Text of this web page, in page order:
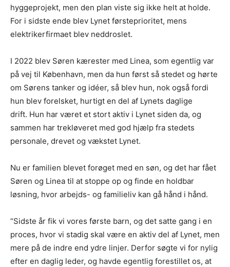
hyggeprojekt, men den plan viste sig ikke helt at holde.
For i sidste ende blev Lynet førsteprioritet, mens
elektrikerfirmaet blev neddroslet.
I 2022 blev Søren kærester med Linea, som egentlig var
på vej til København, men da hun først så stedet og hørte
om Sørens tanker og idéer, så blev hun, nok også fordi
hun blev forelsket, hurtigt en del af Lynets daglige
drift. Hun har været et stort aktiv i Lynet siden da, og
sammen har trekløveret med god hjælp fra stedets
personale, drevet og vækstet Lynet.
Nu er familien blevet forøget med en søn, og det har fået
Søren og Linea til at stoppe op og finde en holdbar
løsning, hvor arbejds- og familieliv kan gå hånd i hånd.
“Sidste år fik vi vores første barn, og det satte gang i en
proces, hvor vi stadig skal være en aktiv del af Lynet, men
mere på de indre end ydre linjer. Derfor søgte vi for nylig
efter en daglig leder, og havde egentlig forestillet os, at